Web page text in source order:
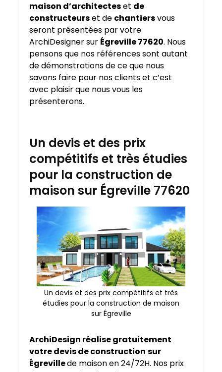
maison d’architecteset de
constructeurset de chantiersvous
seront présentées par votre
ArchiDesigner sur Égreville 77620. Nous
pensons que nos références sont autant
de démonstrations de ce que nous
savons faire pour nos clients et c’est
avec plaisir que nous vous les
présenterons.
Un devis et des prix
compétitifs et très étudies
pour la construction de
maison sur Égreville 77620
Un devis et des prix compétitifs et très
étudies pour la construction de maison
sur Égreville
ArchiDesign réalise gratuitement
votre devis de construction sur
Égrevillede maison en 24/72H. Nos prix